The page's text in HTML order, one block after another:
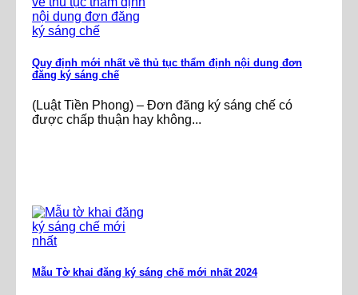
Quy định mới nhất về thủ tục thẩm định nội dung đơn
đăng ký sáng chế
(Luật Tiền Phong) – Đơn đăng ký sáng chế có
được chấp thuận hay không...
Mẫu Tờ khai đăng ký sáng chế mới nhất 2024